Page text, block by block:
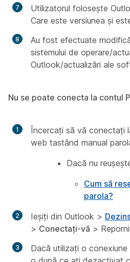
Utilizatorul folosește
Care este versiunea și
Au fost efectuate
sistemului de operare/
Outlook/actualizări ale
Nu se poate conecta la contul
Încercați să vă conectați
web tastând manual
Dacă nu
Cum să
parola?
Ieșiți din Outlook >
> Conectați-vă >
Dacă utilizați o